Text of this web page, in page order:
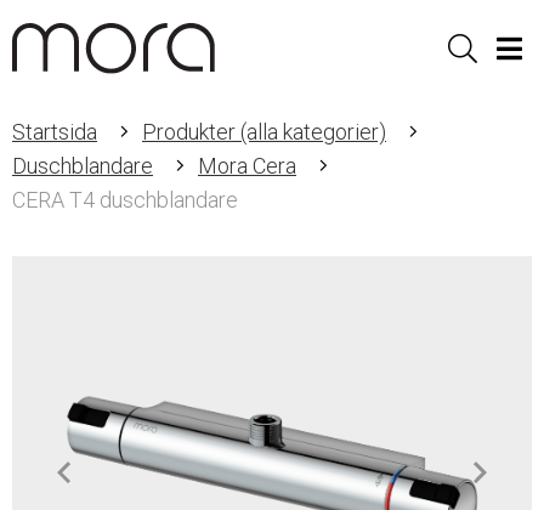
Sök
Startsida
Produkter (alla kategorier)
Duschblandare
Mora Cera
CERA T4 duschblandare